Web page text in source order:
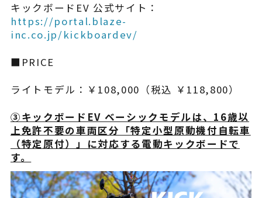
キックボードEV 公式サイト：
https://portal.blaze-
inc.co.jp/kickboardev/
■PRICE
ライトモデル：￥108,000（税込 ￥118,800）
③キックボードEV ベーシックモデルは、16歳以
上免許不要の車両区分「特定小型原動機付自転車
（特定原付）」に対応する電動キックボードで
す。